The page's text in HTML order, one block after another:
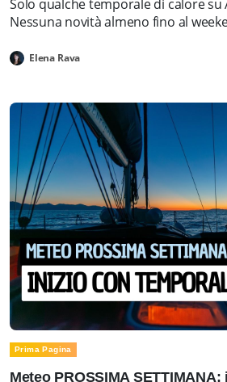
Solo qualche temporale di calore su
Nessuna novità almeno fino al
Elena Rava
Prima Pagina
Meteo PROSSIMA